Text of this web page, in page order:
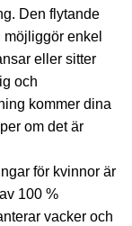
Den flytande
enkel
eller sitter
och
kommer dina
om det är
för kvinnor är
100 %
vacker och